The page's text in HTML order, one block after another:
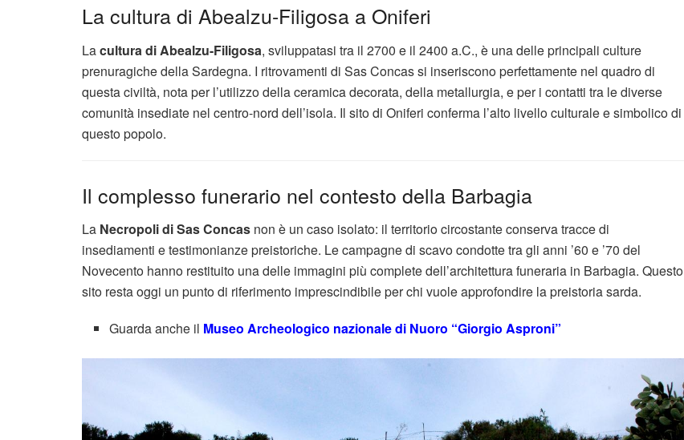
La cultura di Abealzu-Filigosa a Oniferi
Lacultura di Abealzu-Filigosa, sviluppatasi tra il 2700 e il 2400 a.C., è una delle principali culture
prenuragiche della Sardegna. I ritrovamenti di Sas Concas si inseriscono perfettamente nel quadro di
questa civiltà, nota per l’utilizzo della ceramica decorata, della metallurgia, e per i contatti tra le diverse
comunità insediate nel centro-nord dell’isola. Il sito di Oniferi conferma l’alto livello culturale e simbolico di
questo popolo.
Il complesso funerario nel contesto della Barbagia
La Necropoli di Sas Concas non è un caso isolato: il territorio circostante conserva tracce di
insediamenti e testimonianze preistoriche. Le campagne di scavo condotte tra gli anni ’60 e ’70 del
Novecento hanno restituito una delle immagini più complete dell’architettura funeraria in Barbagia. Questo
sito resta oggi un punto di riferimento imprescindibile per chi vuole approfondire la preistoria sarda.
Guarda anche il Museo Archeologico nazionale di Nuoro “Giorgio Asproni”